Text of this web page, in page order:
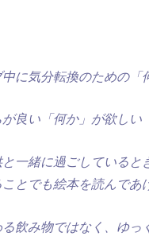
中に気分転換のための「
が良い「何か」が欲しい
と一緒に過ごしている
とでも絵本を読んであ
る飲み物ではなく、ゆ